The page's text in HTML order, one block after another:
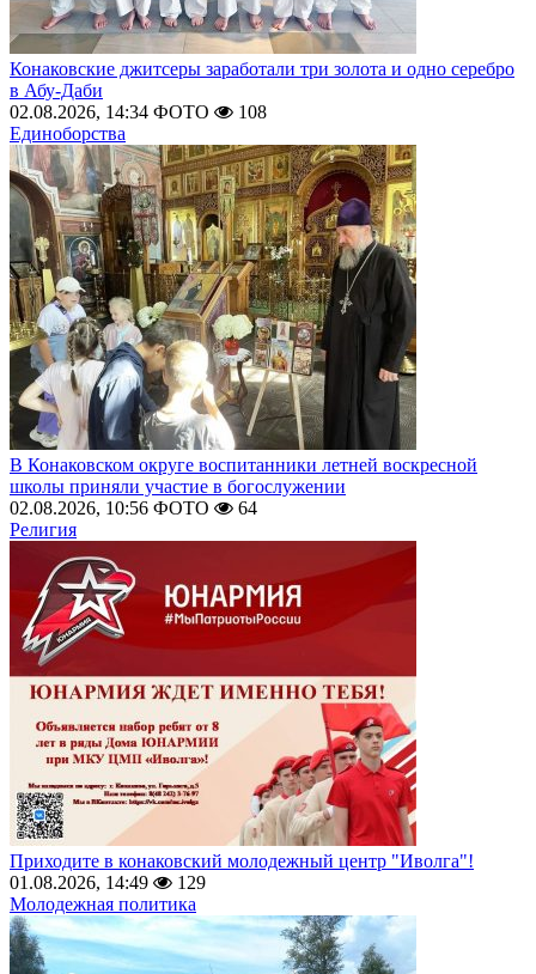
Конаковские джитсеры заработали три золота и одно серебро
в Абу-Даби
02.08.2026, 14:34 ФОТО
108
Единоборства
В Конаковском округе воспитанники летней воскресной
школы приняли участие в богослужении
02.08.2026, 10:56 ФОТО
64
Религия
Приходите в конаковский молодежный центр "Иволга"!
01.08.2026, 14:49
129
Молодежная политика